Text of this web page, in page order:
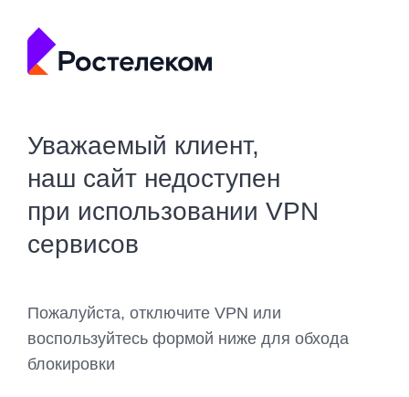
Уважаемый клиент,
наш сайт недоступен
при использовании VPN
сервисов
Пожалуйста, отключите VPN или
воспользуйтесь формой ниже для обхода
блокировки